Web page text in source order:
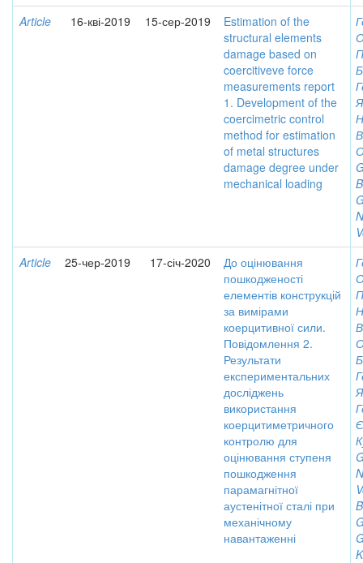
Article
16-кві-2019 15-сер-2019
Estimation of the
structural elements
damage based on
coercitiveve force
measurements report
1. Development of the
coercimetric control
method for estimation
of metal structures
damage degree under
mechanical loading
Article
25-чер-2019 17-січ-2020
До оцінювання
пошкодженості
елементів конструкцій
за вимірами
коерцитивної сили.
Повідомлення 2.
Результати
експериментальних
досліджень
використання
коерцитиметричного
контролю для
оцінювання ступеня
пошкодження
парамагнітної
аустенітної сталі при
механічному
навантаженні